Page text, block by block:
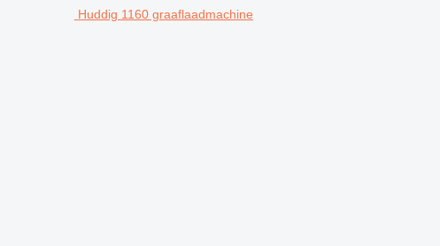
Huddig 1160 graaflaadmachine